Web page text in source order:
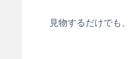
見物するだけでも